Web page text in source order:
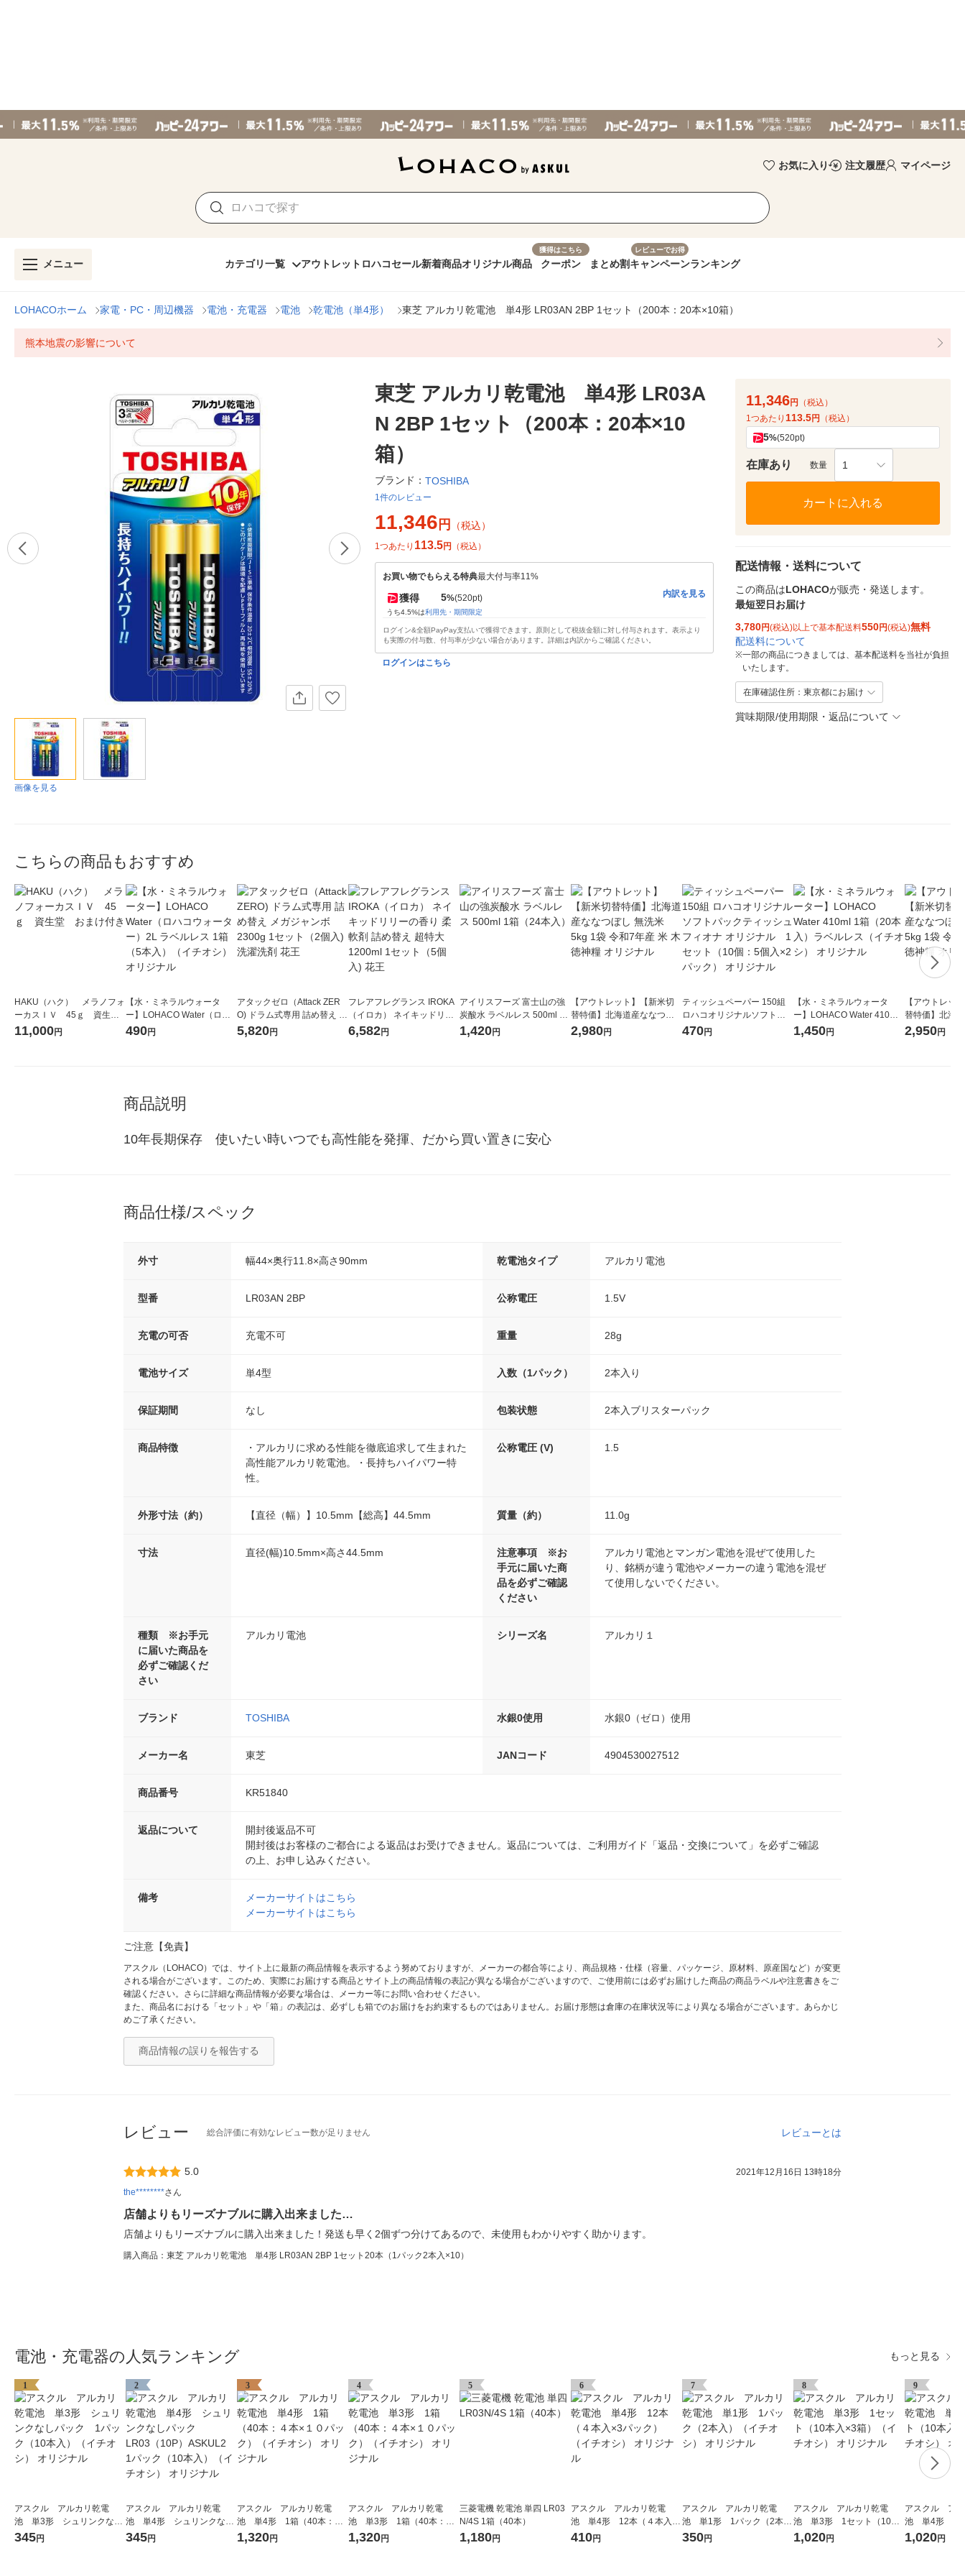
お気に入り 注文履歴 マイページ
メニュー カテゴリ一覧 アウトレット ロハコセール新着商品オリジナル商品
獲得はこちら
クーポン まとめ割
レビューでお得
キャンペーンランキング
LOHACOホーム 家電・PC・周辺機器 電池・充電器 電池 乾電池（単4形） 東芝 アルカリ乾電池 単4形 LR03AN 2BP 1セット（200本：20本×10箱）
熊本地震の影響について
画像を見る
東芝 アルカリ乾電池 単4形 LR03A
N 2BP 1セット（200本：20本×10
箱）
ブランド： TOSHIBA
1件のレビュー
11,346 円 （税込）
1つあたり 113.5円 （税込）
お買い物でもらえる特典最大付与率11%
獲得 5%(520pt)
うち4.5%は利用先・期間限定
内訳を見る
ログイン&全額PayPay支払いで獲得できます。原則として税抜金額に対し付与されます。表示より
も実際の付与数、付与率が少ない場合があります。詳細は内訳からご確認ください。
ログインはこちら
11,346円
（税込）
1つあたり 113.5円 （税込）
5%(520pt)
在庫あり 数量 1
カートに入れる
配送情報・送料について
この商品はLOHACOが販売・発送します。
最短翌日お届け
3,780円(税込)以上で基本配送料550円(税込)無料
配送料について
※一部の商品につきましては、基本配送料を当社が負担
いたします。
在庫確認住所：東京都にお届け
賞味期限/使用期限・返品について
こちらの商品もおすすめ
HAKU（ハク） メラノフォ
ーカスＩＶ 45ｇ 資生
堂 おまけ付き
11,000円
【水・ミネラルウォータ
ー】LOHACO Water（ロハ
コウォーター）2L ラベルレ
490円
アタックゼロ（Attack ZER
O) ドラム式専用 詰め替え メ
ガジャンボ 2300g 1セット
5,820円
フレアフレグランス IROKA
（イロカ） ネイキッドリリ
ーの香り 柔軟剤 詰め替え 超
6,582円
アイリスフーズ 富士山の強
炭酸水 ラベルレス 500ml 1
箱（24本入）
1,420円
【アウトレット】【新米切
替特価】北海道産ななつぼ
し 無洗米 5kg 1袋 令和7年産
2,980円
ティッシュペーパー 150組
ロハコオリジナルソフトパ
ックティッシュ フィオナ オ
470円
【水・ミネラルウォータ
ー】LOHACO Water 410ml
1箱（20本入）ラベルレス
1,450円
【アウトレッ
替特価】北海
し 精白米 5kg
2,950円
商品説明
10年長期保存　使いたい時いつでも高性能を発揮、だから買い置きに安心
商品仕様/スペック
外寸 幅44×奥行11.8×高さ90mm 乾電池タイプ アルカリ電池
型番 LR03AN 2BP 公称電圧 1.5V
充電の可否 充電不可 重量 28g
電池サイズ 単4型 入数（1パック） 2本入り
保証期間 なし 包装状態 2本入ブリスターパック
商品特徴
・アルカリに求める性能を徹底追求して生まれた
高性能アルカリ乾電池。・長持ちハイパワー特
性。
公称電圧 (V) 1.5
外形寸法（約） 【直径（幅）】10.5mm【総高】44.5mm 質量（約） 11.0g
寸法 直径(幅)10.5mm×高さ44.5mm
注意事項 ※お
手元に届いた商
品を必ずご確認
ください
アルカリ電池とマンガン電池を混ぜて使用した
り、銘柄が違う電池やメーカーの違う電池を混ぜ
て使用しないでください。
種類 ※お手元
に届いた商品を
必ずご確認くだ
さい
アルカリ電池 シリーズ名 アルカリ１
ブランド TOSHIBA 水銀0使用 水銀0（ゼロ）使用
メーカー名 東芝 JANコード 4904530027512
商品番号 KR51840
返品について
開封後返品不可
開封後はお客様のご都合による返品はお受けできません。返品については、ご利用ガイド「返品・交換について」を必ずご確認
の上、お申し込みください。
備考
メーカーサイトはこちら
メーカーサイトはこちら
ご注意【免責】
アスクル（LOHACO）では、サイト上に最新の商品情報を表示するよう努めておりますが、メーカーの都合等により、商品規格・仕様（容量、パッケージ、原材料、原産国など）が変更
される場合がございます。このため、実際にお届けする商品とサイト上の商品情報の表記が異なる場合がございますので、ご使用前には必ずお届けした商品の商品ラベルや注意書きをご
確認ください。さらに詳細な商品情報が必要な場合は、メーカー等にお問い合わせください。
また、商品名における「セット」や「箱」の表記は、必ずしも箱でのお届けをお約束するものではありません。お届け形態は倉庫の在庫状況等により異なる場合がございます。あらかじ
めご了承ください。
商品情報の誤りを報告する
レビュー 総合評価に有効なレビュー数が足りません レビューとは
5.0
2021年12月16日 13時18分
the********さん
店舗よりもリーズナブルに購入出来ました…
店舗よりもリーズナブルに購入出来ました！発送も早く2個ずつ分けてあるので、未使用もわかりやすく助かります。
購入商品：東芝 アルカリ乾電池 単4形 LR03AN 2BP 1セット20本（1パック2本入×10）
電池・充電器の人気ランキング もっと見る
1
アスクル アルカリ乾電
池 単3形 シュリンクなし
パック 1パック（10本入）
345円
2
アスクル アルカリ乾電
池 単4形 シュリンクなし
パック LR03（10P）ASK
345円
3
アスクル アルカリ乾電
池 単4形 1箱（40本：４
本×１０パック）（イチオ
1,320円
4
アスクル アルカリ乾電
池 単3形 1箱（40本：４
本×１０パック）（イチオ
1,320円
5
三菱電機 乾電池 単四 LR03
N/4S 1箱（40本）
1,180円
6
アスクル アルカリ乾電
池 単4形 12本（４本入×3
パック）（イチオシ） オリ
410円
7
アスクル アルカリ乾電
池 単1形 1パック（2本
入）（イチオシ） オリジナ
350円
8
アスクル アルカリ乾電
池 単3形 1セット（10本
入×3箱）（イチオシ） オリ
1,020円
9
アスクル ア
池 単4形 1セ
入×3箱）（イ
1,020円